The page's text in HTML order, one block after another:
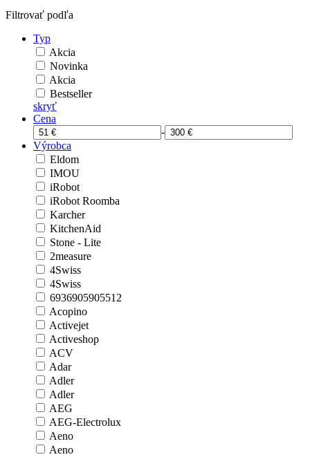
Filtrovať podľa
Typ
Akcia
Novinka
Akcia
Bestseller
skryť
Cena
-
Výrobca
Eldom
IMOU
iRobot
iRobot Roomba
Karcher
KitchenAid
Stone - Lite
2measure
4Swiss
4Swiss
6936905905512
Acopino
Activejet
Activeshop
ACV
Adar
Adler
Adler
AEG
AEG-Electrolux
Aeno
Aeno